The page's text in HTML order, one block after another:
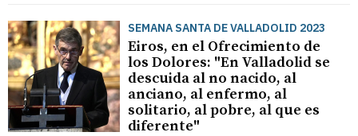
SEMANA SANTA DE VALLADOLID 2023
Eiros, en el Ofrecimiento de
los Dolores: "En Valladolid se
descuida al no nacido, al
anciano, al enfermo, al
solitario, al pobre, al que es
diferente"